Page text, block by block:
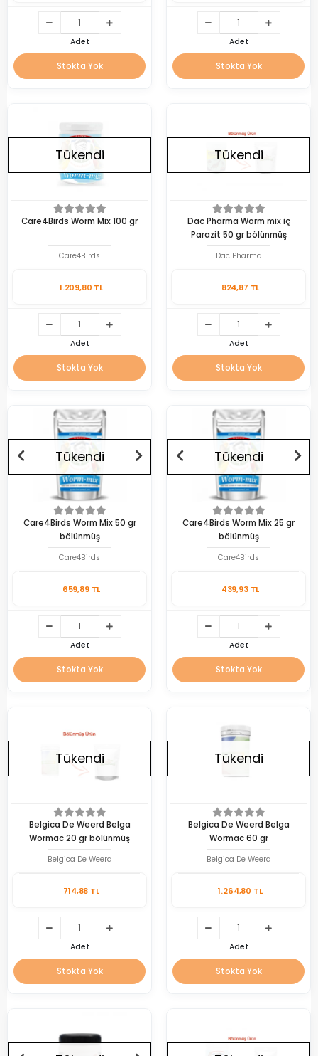
Adet
Stokta Yok
Adet
Stokta Yok
Tükendi
Care4Birds Worm Mix 100 gr
Care4Birds
1.209,80 TL
Adet
Stokta Yok
Tükendi
Dac Pharma Worm mix iç
Parazit 50 gr bölünmüş
Dac Pharma
824,87 TL
Adet
Stokta Yok
Tükendi
Care4Birds Worm Mix 50 gr
bölünmüş
Care4Birds
659,89 TL
Adet
Stokta Yok
Tükendi
Care4Birds Worm Mix 25 gr
bölünmüş
Care4Birds
439,93 TL
Adet
Stokta Yok
Tükendi
Belgica De Weerd Belga
Wormac 20 gr bölünmüş
Belgica De Weerd
714,88 TL
Adet
Stokta Yok
Tükendi
Belgica De Weerd Belga
Wormac 60 gr
Belgica De Weerd
1.264,80 TL
Adet
Stokta Yok